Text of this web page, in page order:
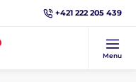
+421 222 205 439
Menu